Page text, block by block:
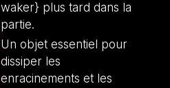
waker} plus tard dans la
partie.
Un objet essentiel pour
dissiper les
enracinements et les